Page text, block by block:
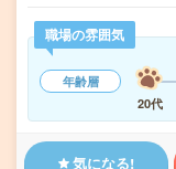
職場の雰囲気
年齢層
20代
気になる!